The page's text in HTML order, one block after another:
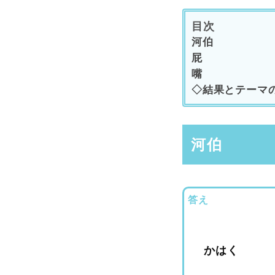
目次
河伯
屁
嘴
◇結果とテーマ
河伯
答え
かはく